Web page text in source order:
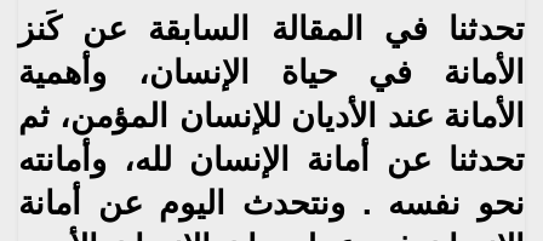
تحدثنا في المقالة السابقة عن كَنز
الأمانة في حياة الإنسان،‮ ‬وأهمية
الأمانة عند الأديان للإنسان المؤمن،‮ ‬ثم
تحدثنا عن أمانة الإنسان لله،‮ ‬وأمانته
نحو نفسه ‮. ‬ونتحدث اليوم عن أمانة